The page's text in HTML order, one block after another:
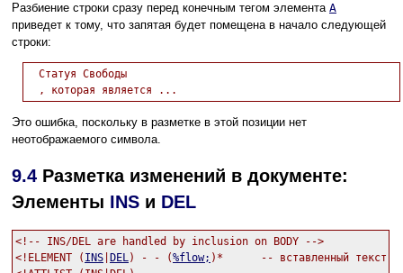
Разбиение строки сразу перед конечным тегом элемента A
приведет к тому, что запятая будет помещена в начало следующей
строки:
  Статуя Свободы
Это ошибка, поскольку в разметке в этой позиции нет
неотображаемого символа.
9.4 Разметка изменений в документе:
Элементы INS и DEL
<!-- INS/DEL are handled by inclusion on BODY -->
<!ELEMENT ( INS DEL ) - - (%flow; )*      -- вставленный текст,